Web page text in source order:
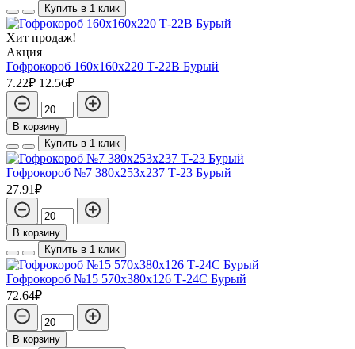
Купить в 1 клик
Хит продаж!
Акция
Гофрокороб 160х160х220 Т-22В Бурый
7.22₽ 12.56₽
В корзину
Купить в 1 клик
Гофрокороб №7 380х253х237 Т-23 Бурый
27.91₽
В корзину
Купить в 1 клик
Гофрокороб №15 570х380х126 Т-24С Бурый
72.64₽
В корзину